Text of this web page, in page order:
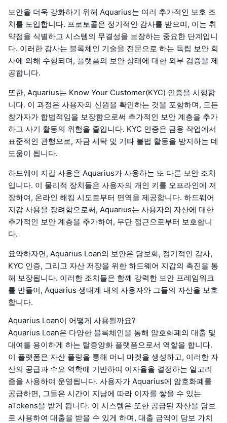
보안을 더욱 강화하기 위해 Aquarius는 여러 추가적인 보호 조
치를 도입합니다. 프로토콜은 정기적인 감사를 받으며, 이는 취
약점을 식별하고 시스템의 무결성을 보장하는 중요한 단계입니
다. 이러한 감사는 블록체인 기술을 전문으로 하는 독립 보안 회
사에 의해 수행되며, 플랫폼의 보안 상태에 대한 외부 검증을 제
공합니다.
또한, Aquarius는 Know Your Customer(KYC) 인증을 시행합
니다. 이 과정은 사용자의 신원을 확인하는 것을 포함하며, 모든
참가자가 합법적임을 보장함으로써 추가적인 보안 계층을 추가
하고 사기 활동의 위험을 줄입니다. KYC 인증은 금융 작업에서
표준적인 관행으로, 자금 세탁 및 기타 불법 활동을 방지하는 데
도움이 됩니다.
하드웨어 지갑 사용은 Aquarius가 사용하는 또 다른 보안 조치
입니다. 이 물리적 장치들은 사용자의 개인 키를 오프라인에 저
장하여, 온라인 해킹 시도로부터 면역을 제공합니다. 하드웨어
지갑 사용을 장려함으로써, Aquarius는 사용자의 자산에 대한
추가적인 보안 계층을 추가하여, 무단 접근으로부터 보호합니
다.
요약하자면, Aquarius Loan의 보안은 담보화, 정기적인 감사,
KYC 인증, 그리고 자산 저장을 위한 하드웨어 지갑의 촉진을 통
해 보장됩니다. 이러한 조치들은 함께 강력한 보안 프레임워크
를 만들어, Aquarius 생태계 내의 사용자와 그들의 자산을 보호
합니다.
Aquarius Loan이 어떻게 사용될까요?
Aquarius Loan은 다양한 블록체인을 통해 암호화폐의 대출 및
대여를 용이하게 하는 탈중앙화 플랫폼으로서 역할을 합니다.
이 플랫폼은 자산 풀링을 통해 머니 마켓을 생성하고, 이러한 자
산의 공급과 수요 역학에 기반하여 이자율을 결정하는 알고리
즘을 사용하여 운영됩니다. 사용자가 Aquarius에 암호화폐를
공급하면, 그들은 시간이 지남에 따라 이자를 쌓을 수 있는
aTokens을 받게 됩니다. 이 시스템은 또한 공급된 자산을 담보
로 사용하여 대출을 받을 수 있게 하며, 대출 금액이 담보 가치